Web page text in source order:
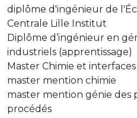
diplôme d'ingénieur de
Centrale Lille Institut
Diplôme d’ingénieur en
industriels (apprentissage)
Master Chimie et interfaces
master mention chimie
master mention génie des
procédés